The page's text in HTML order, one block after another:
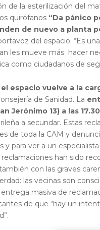
de la esterilización del
quirófanos “Da pánico
de nuevo a planta
del espacio. “Es
les mueve más hacer
como ciudadanos de
el espacio vuelve a la
de Sanidad. La
Jerónimo 13) a las 17.30
a secundar. Estas
de toda la CAM y
y para ver a un
han sido
con las graves
las vecinas son
masiva de
de que “hay un